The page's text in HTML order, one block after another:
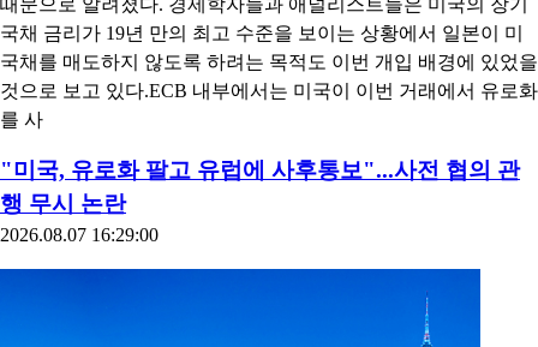
서 유럽중앙은행(ECB)에 사전 협의 없이 사후 통보만 해 당혹스
럽게 했다는 외신의 보도가 나왔다.6일(현지시간) 영국 일간 파
이낸셜타임스(FT)에 따르면 ECB는 미국이 지난달 31일 유로화
를 팔고 엔화를 사들였다는 사실을 거래가 이미 끝난 뒤에야 통
보받았다고 복수의 소식통이 전했다. 한 소식통은 크리스틴 라가
르드 ECB 총재와 스콧 베선트 미 재무장관이 토요일인 지난 1일
에야 이번 외환시장 개입 조치에 관해 통화했다고 밝혔다.통상적
으로는 미국이 이런 시장 개입을 할 때 유로화가 아닌 달러를 사
용할 것으로 예상됐지만, 미국은 예상을 깨고 유로화를 매각했
여져 트럼프 행정부의 '강한 달러' 정책을 훼손할 수 있다는 우려
때문으로 알려졌다. 경제학자들과 애널리스트들은 미국의 장기